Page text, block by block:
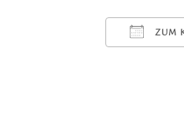
ZUM